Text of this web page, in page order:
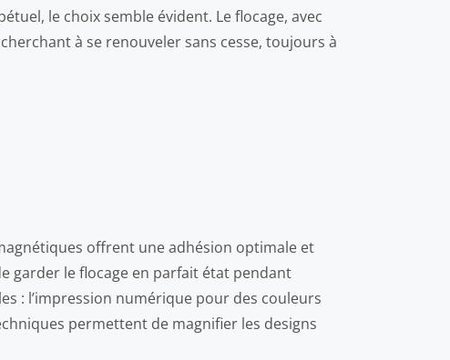
le choix semble évident. Le flocage, avec
à se renouveler sans cesse, toujours à
offrent une adhésion optimale et
garder le flocage en parfait état pendant
: l’impression numérique pour des couleurs
permettent de magnifier les designs